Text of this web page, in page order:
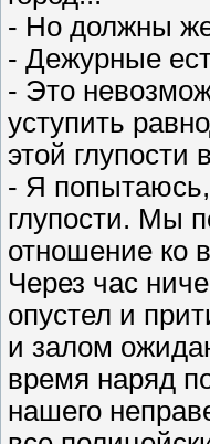
- Но должны
- Дежурные
- Это
уступить
этой
- Я
глупости. Мы
отношение ко
Через час
опустел и
и залом
время наряд
нашего